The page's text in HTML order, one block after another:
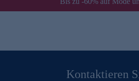
Kontaktieren